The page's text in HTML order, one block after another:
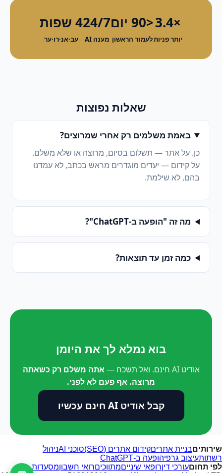
×3.4
יותר פניות
<90 יום
לעמוד הראשון
24/7
מענה AI
4 שפות
עב·אנ·רו·ער
שאלות נפוצות
באמת משלמים רק אחרי שמרוצים?
כן. על אתר — תשלום בסיום, מרוצה או שלא משלם.
על קידום — יעדים מוגדרים מראש בכתב, לא עמדנו
בהם, לא שילמת.
מה זה "הופעה ב-ChatGPT"?
כמה זמן עד תוצאות?
בוא נמלא לך את היומן
אודיט AI חינם. ואל תשכח —
אתה משלם רק כשאתה
מרוצה. אף פעם לא לפני.
קבל אודיט AI חינם עכשיו
שירותיםבניית אתריםקידום אתרים (SEO) סוכני AI
ניהול
רשתותעיצוב גרפיהופעה ב-ChatGPT
לפי תחוםעורכי דיןרופאי שינייםמתווכיםרואי חשבוןמסעדות